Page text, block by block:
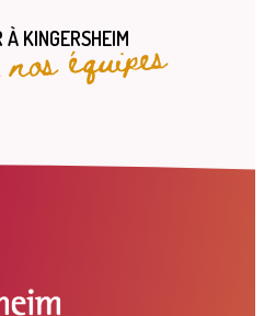
KINGERSHEIM
équipes